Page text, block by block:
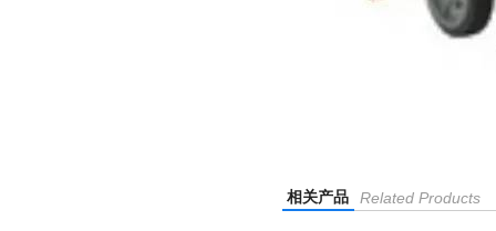
相关产品 Related Products